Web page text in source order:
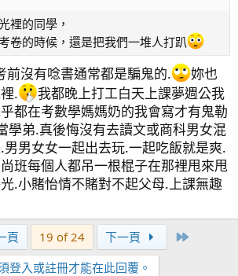
缸主副兩缸生物狀況記
裡的同學，
卷的時候，還是把我們一堆人打趴
前沒有唸書通常都是騙鬼的.
妳也
.
我都晚上打工白天上課夢週公我
都在考數學媽媽奶的我會寫才有鬼勒
學弟.真後悔沒有去讀文或商科男女混
男女女一起出去玩.一起吃飯就是爽.
班每個人都吊一根棍子在那裡甩來甩
.小賭怡情不賭對不起父母.上課無趣
頁 19 of 24 下一頁
登入或註冊才能在此回覆。